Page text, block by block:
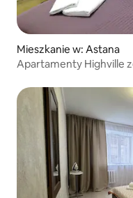
Mieszkanie w: Astana
Apartamenty Highville